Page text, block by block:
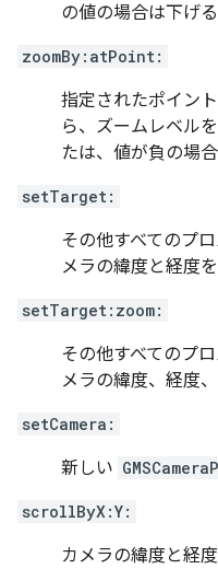
の値の場合は下げる
zoomBy:atPoint:
指定されたポイン
ら、ズームレベル
たは、値が負の場
setTarget:
その他すべてのプ
メラの緯度と経度を
setTarget:zoom:
その他すべてのプ
メラの緯度、経度
setCamera:
新しい
scrollByX:Y:
カメラの緯度と経